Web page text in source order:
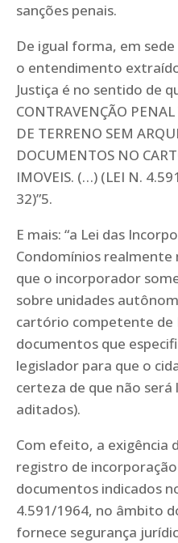
sanções penais.
De igual forma, em
o entendimento
Justiça é no sentido de
CONTRAVENÇÃO
DE TERRENO SEM
DOCUMENTOS NO
IMOVEIS. (…) (LEI N.
32)”5.
E mais: “a Lei das
Condomínios realmente
que o incorporador
sobre unidades
cartório competente de
documentos que
legislador para que o
certeza de que não será
aditados).
Com efeito, a exigência
registro de
documentos indicados
4.591/1964, no âmbito
fornece segurança